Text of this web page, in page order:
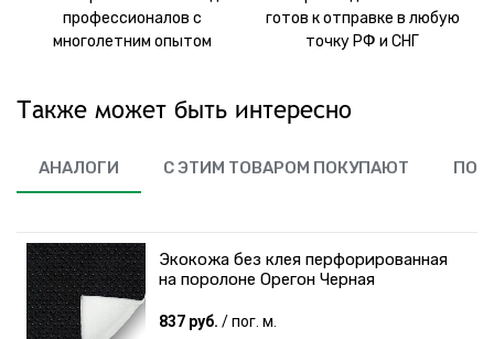
профессионалов с
многолетним опытом
готов к отправке в любую
точку РФ и СНГ
Также может быть интересно
АНАЛОГИ С ЭТИМ ТОВАРОМ ПОКУПАЮТ
Экокожа без клея перфорированная
на поролоне Орегон Черная
837 руб. / пог. м.